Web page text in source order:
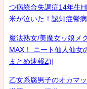
つ病統合失調症14年生
米が泣いた！認知症鬱
魔法熟女/美魔女ッ娘メ
MAX！ ニート仙人仙女
まとめ速報Z)]
乙女系腐男子のオカマ